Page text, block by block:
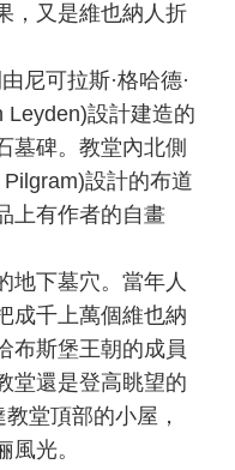
，又是維也納人折
尼可拉斯·格哈德·
Leyden)設計建造的
墓碑。教堂內北側
設計的布道
上有作者的自畫
地下墓穴。當年人
成千上萬個維也納
布斯堡王朝的成員
堂還是登高眺望的
堂頂部的小屋，
光。